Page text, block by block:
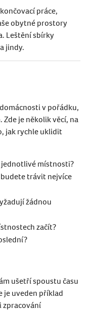
práce,
obytné prostory
Leštění sbírky
jindy.
v pořádku,
je několik věcí, na
jak rychle uklidit
jednotlivé místnosti?
budete trávit nejvíce
žádnou
začít?
?
m ušetří spoustu času
je uveden příklad
zpracování